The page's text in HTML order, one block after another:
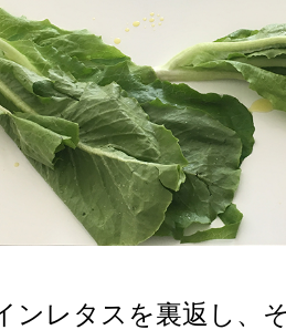
ンレタスを裏返し、